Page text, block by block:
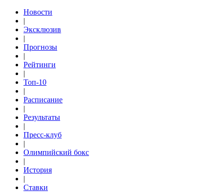
Новости
|
Эксклюзив
|
Прогнозы
|
Рейтинги
|
Топ-10
|
Расписание
|
Результаты
|
Пресс-клуб
|
Олимпийский бокс
|
История
|
Ставки